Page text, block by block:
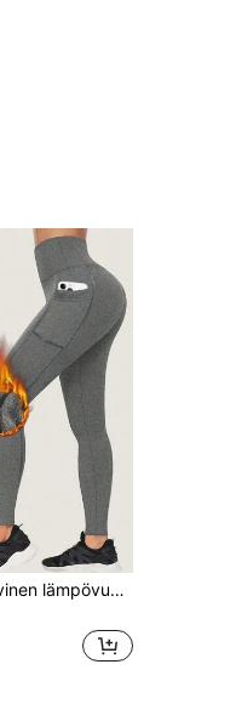
1 kpl syksy-/talvinen lämpövuorattu harjattu joogatrikoo, kaksipuoliset taskut, koti-/ulkoilma-joogaan ja urheiluun, naisten tiukat housut